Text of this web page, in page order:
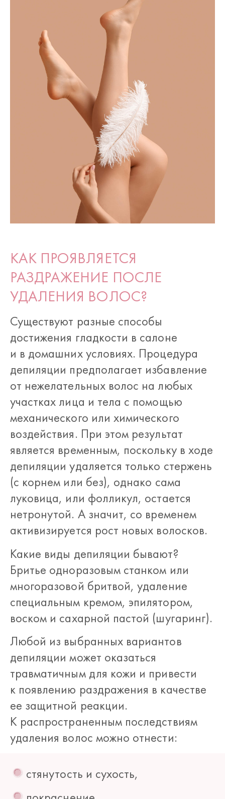
КАК ПРОЯВЛЯЕТСЯ
РАЗДРАЖЕНИЕ ПОСЛЕ
УДАЛЕНИЯ ВОЛОС?
Существуют разные способы
достижения гладкости в салоне
и в домашних условиях. Процедура
депиляции предполагает избавление
от нежелательных волос на любых
участках лица и тела с помощью
механического или химического
воздействия. При этом результат
является временным, поскольку в ходе
депиляции удаляется только стержень
(с корнем или без), однако сама
луковица, или фолликул, остается
нетронутой. А значит, со временем
активизируется рост новых волосков.
Какие виды депиляции бывают?
Бритье одноразовым станком или
многоразовой бритвой, удаление
специальным кремом, эпилятором,
воском и сахарной пастой (шугаринг).
Любой из выбранных вариантов
депиляции может оказаться
травматичным для кожи и привести
к появлению раздражения в качестве
ее защитной реакции.
К распространенным последствиям
удаления волос можно отнести:
стянутость и сухость,